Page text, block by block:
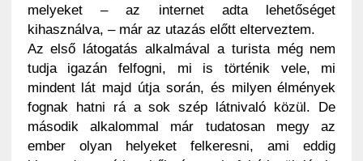
melyeket – az internet adta lehetőséget
kihasználva, – már az utazás előtt elterveztem.
Az első látogatás alkalmával a turista még nem
tudja igazán felfogni, mi is történik vele, mi
mindent lát majd útja során, és milyen élmények
fognak hatni rá a sok szép látnivaló közül. De
második alkalommal már tudatosan megy az
ember olyan helyeket felkeresni, ami eddig